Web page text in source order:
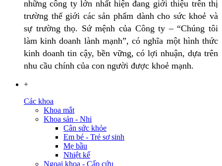
những công ty lớn nhất hiện đang giới thiệu trên thị
trường thế giới các sản phẩm dành cho sức khoẻ và
sự trường thọ. Sứ mệnh của Công ty – “Chúng tôi
làm kinh doanh lành mạnh”, có nghĩa một hình thức
kinh doanh tin cậy, bền vững, có lợi nhuận, dựa trên
nhu cầu chính của con người được khoẻ mạnh.
+
Các khoa
Khoa mắt
Khoa sản - Nhi
Cân sức khỏe
Em bé - Trẻ sơ sinh
Mẹ bầu
Nhiệt kế
Ngoại khoa - Cấp cứu